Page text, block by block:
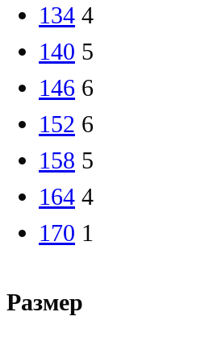
134 4
140 5
146 6
152 6
158 5
164 4
170 1
Размер